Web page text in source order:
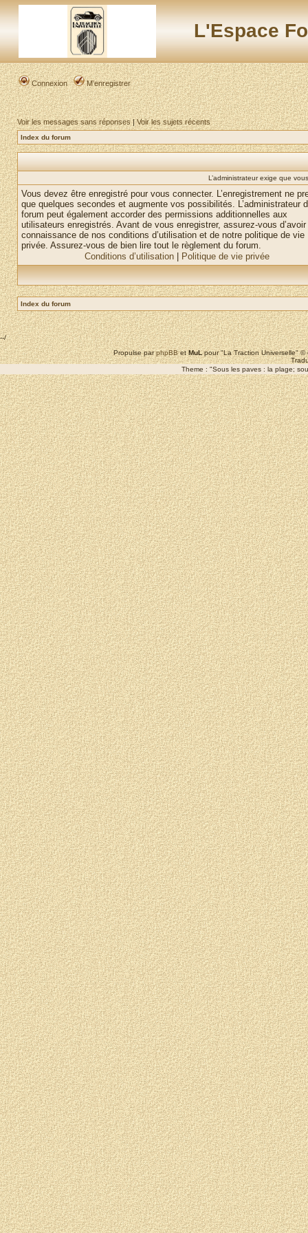
L'Espace
Connexion M’enregistrer
Voir les messages sans réponses|Voir les sujets récents
Index du forum
L’administrateur exige que
Vous devez être enregistré pour vous connecter. L’enregistrement ne
que quelques secondes et augmente vos possibilités. L’administrateur
forum peut également accorder des permissions additionnelles aux
utilisateurs enregistrés. Avant de vous enregistrer, assurez-vous
connaissance de nos conditions d’utilisation et de notre politique de vie
privée. Assurez-vous de bien lire tout le règlement du forum.
Conditions d’utilisation
Politique de vie privée
Index du forum
--/
Propulse parphpBBetMuLpour "La Traction Universelle"
Theme : "Sous les paves : la plage;